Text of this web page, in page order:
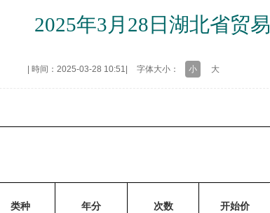
2025年3月28日湖北省贸
時间：2025-03-28 10:51 字体大小： 小 大
类种 年分 次数 开始价